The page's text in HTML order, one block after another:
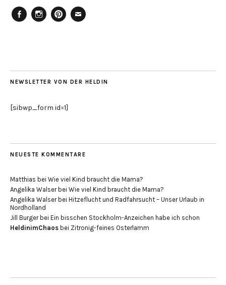
NEWSLETTER VON DER HELDIN
[sibwp_form id=1]
NEUESTE KOMMENTARE
Matthias bei Wie viel Kind braucht die Mama?
Angelika Walserbei Wie viel Kind braucht die Mama?
Angelika Walserbei Hitzeflucht und Radfahrsucht – Unser Urlaub in
Nordholland
Jill Burgerbei Ein bisschen Stockholm-Anzeichen habe ich schon
HeldinimChaos bei Zitronig-feines Osterlamm